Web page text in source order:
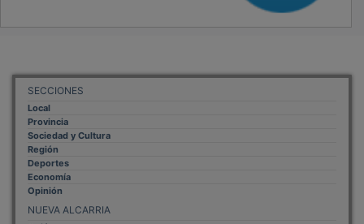
SECCIONES
Local
Provincia
Sociedad y Cultura
Región
Deportes
Economía
Opinión
NUEVA ALCARRIA
Quiénes somos